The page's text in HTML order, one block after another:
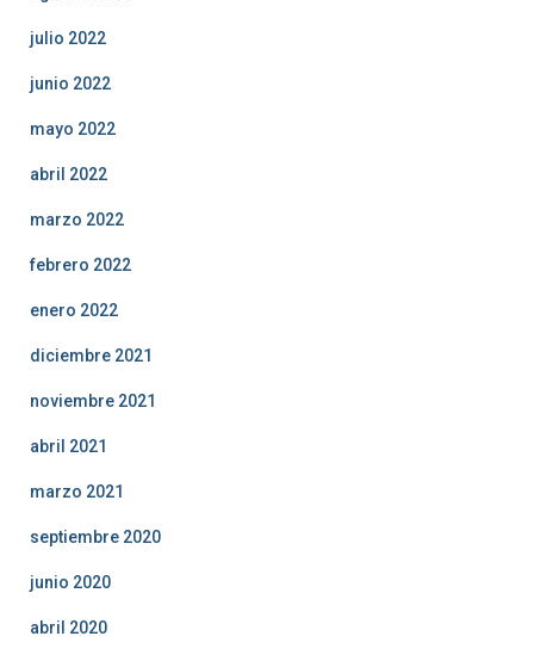
julio 2022
junio 2022
mayo 2022
abril 2022
marzo 2022
febrero 2022
enero 2022
diciembre 2021
noviembre 2021
abril 2021
marzo 2021
septiembre 2020
junio 2020
abril 2020